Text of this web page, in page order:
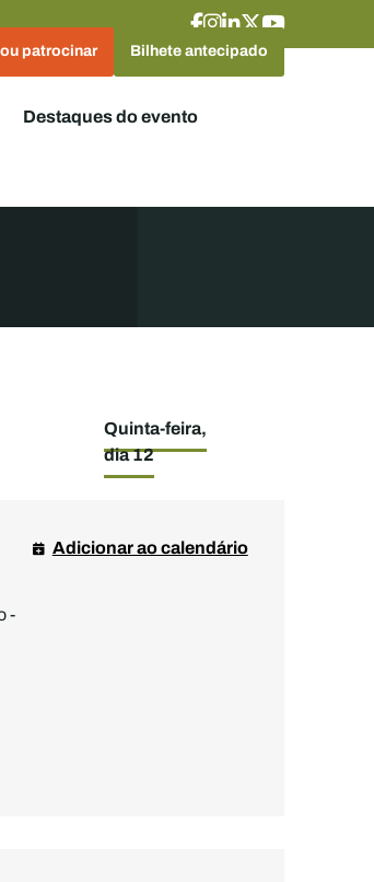
patrocinar Bilhete antecipado
Destaques do evento
Quinta-feira,
dia 12
-
Adicionar ao calendário